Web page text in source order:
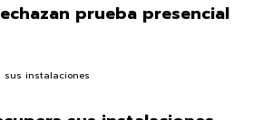
prueba presencial